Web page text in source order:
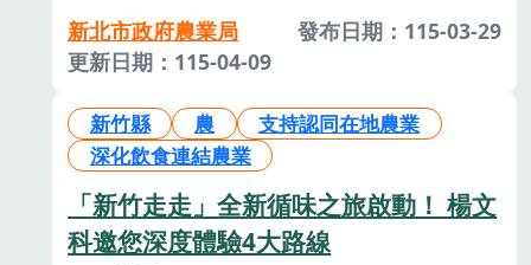
新北市政府農業局
發布日期：115-03-29
更新日期：115-04-09
新竹縣 農
支持認同在地農業
深化飲食連結農業
「新竹走走」全新循味之旅啟動！ 楊文
科邀您深度體驗4大路線